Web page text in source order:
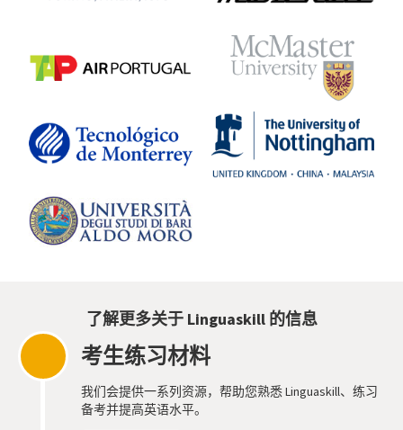
了解更多关于 Linguaskill 的信息
考生练习材料
我们会提供一系列资源，帮助您熟悉 Linguaskill、练习
备考并提高英语水平。